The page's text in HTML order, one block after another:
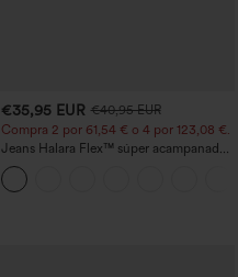
€35,95 EUR €40,95 EUR
Compra 2 por 61,54 € o 4 por 123,08 €.
Jeans Halara Flex™ súper acampanado
elástico lavado bolsillo cruzado tiro alto